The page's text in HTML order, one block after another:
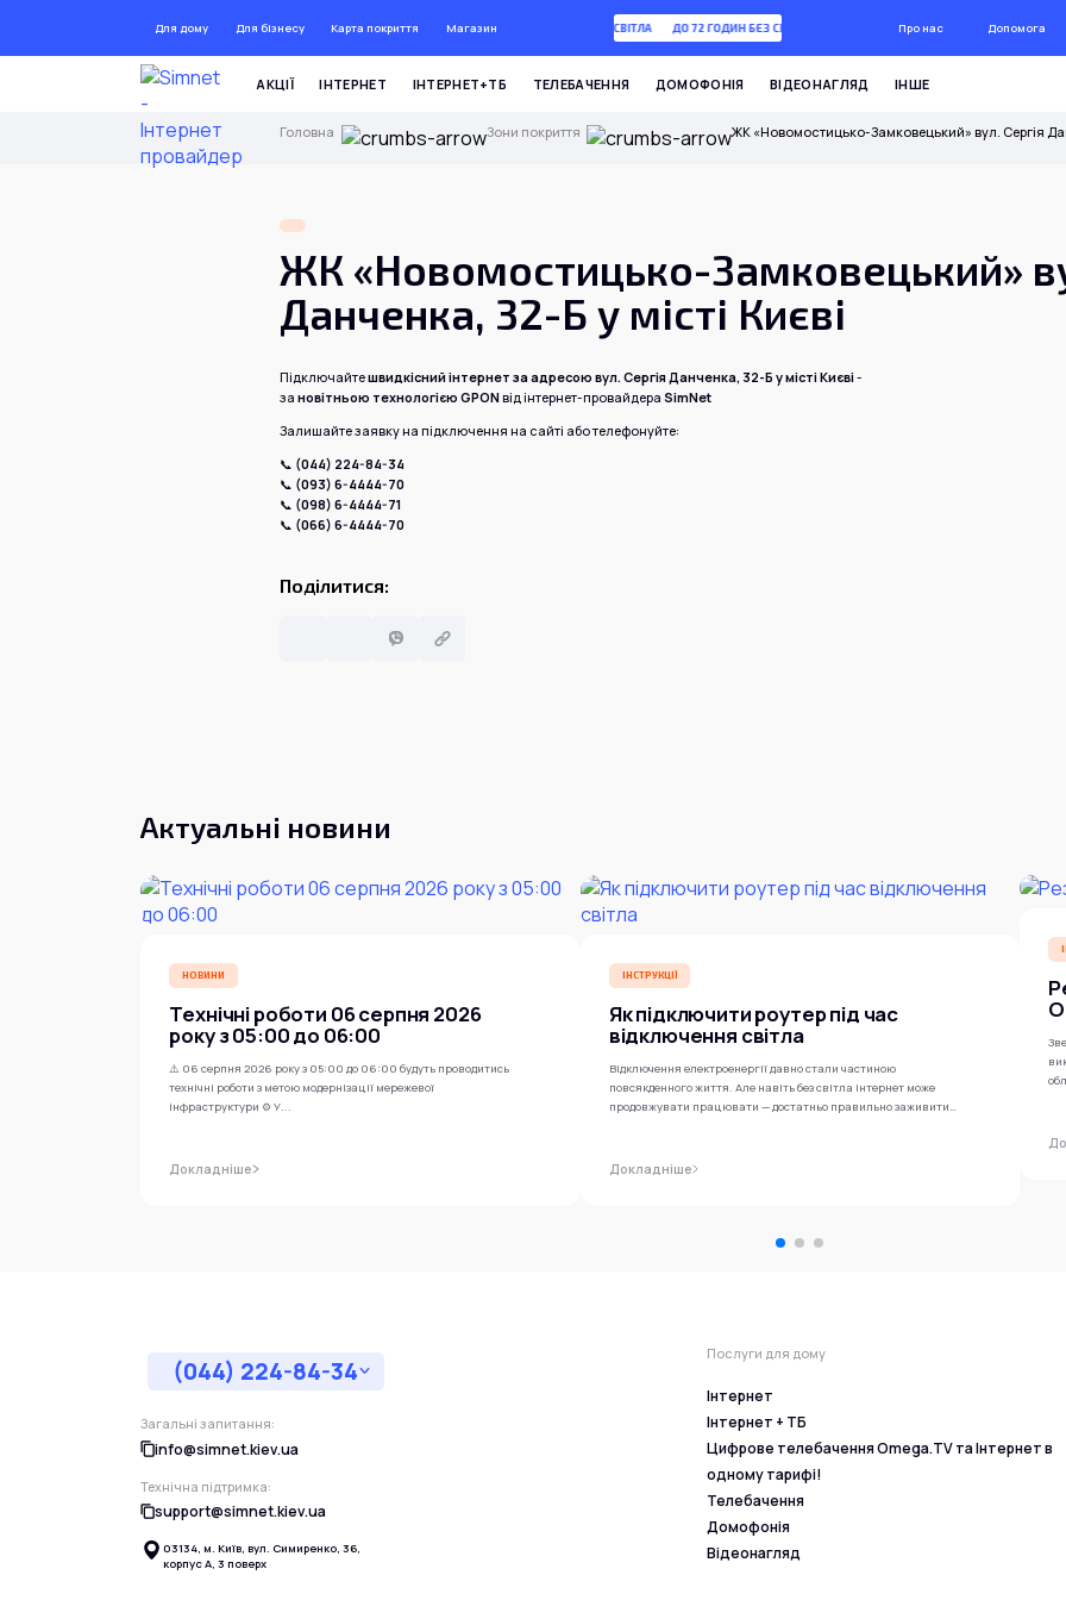
Для дому Для бізнесу Карта покриття Магазин ДО 72 ГОДИН БЕЗ СВІТЛА ДО 72 ГОДИН БЕЗ СВІТЛА Про нас Допомога
АКЦІЇ ІНТЕРНЕТ ІНТЕРНЕТ+ТБ ТЕЛЕБАЧЕННЯ ДОМОФОНІЯ ВІДЕОНАГЛЯД ІНШЕ
Головна Зони покриття ЖК «Новомостицько-Замковецький» вул. Сергія
ЖК «Новомостицько-Замковецький»
Данченка, 32-Б у місті Києві
Підключайтешвидкісний інтернет за адресою вул. Сергія Данченка, 32-Б у місті Києві-
зановітньою технологією GPONвід інтернет-провайдераSimNet
Залишайте заявку на підключення на сайті або телефонуйте:
📞 (044) 224-84-34
📞 (093) 6-4444-70
📞 (098) 6-4444-71
📞 (066) 6-4444-70
Поділитися:
Актуальні новини
НОВИНИ
Технічні роботи 06 серпня 2026
року з 05:00 до 06:00
⚠️ 06 серпня 2026 року з 05:00 до 06:00 будуть проводитись
технічні роботи з метою модернізації мережевої
інфраструктури ⚙️ У...
Докладніше
ІНСТРУКЦІЇ
Як підключити роутер під час
відключення світла
Відключення електроенергії давно стали частиною
повсякденного життя. Але навіть без світла інтернет може
продовжувати працювати — достатньо правильно заживити
Докладніше
(044) 224-84-34
Загальні запитання:
info@simnet.kiev.ua
Технічна підтримка:
support@simnet.kiev.ua
03134, м. Київ, вул. Симиренко, 36,
корпус А, 3 поверх
Послуги для дому
Інтернет
Інтернет + ТБ
Цифрове телебачення Omega.TV та Інтернет в
одному тарифі!
Телебачення
Домофонія
Відеонагляд